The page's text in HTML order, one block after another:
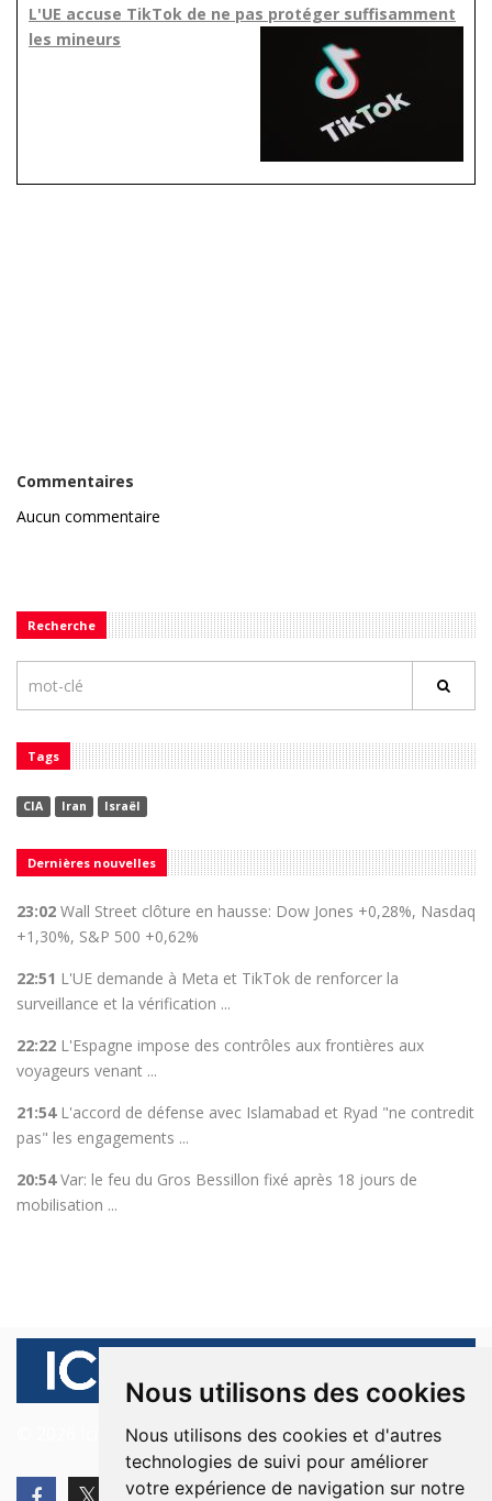
Nous utilisons des cookies
Nous utilisons des cookies et d'autres
technologies de suivi pour améliorer
votre expérience de navigation sur notre
L'UE accuse TikTok de ne pas protéger suffisamment
les mineurs
Commentaires
Aucun commentaire
Recherche
Tags
CIA Iran Israël
Dernières nouvelles
23:02 Wall Street clôture en hausse: Dow Jones +0,28%, Nasdaq
+1,30%, S&P 500 +0,62%
22:51 L'UE demande à Meta et TikTok de renforcer la
surveillance et la vérification ...
22:22 L'Espagne impose des contrôles aux frontières aux
voyageurs venant ...
21:54 L'accord de défense avec Islamabad et Ryad "ne contredit
pas" les engagements ...
20:54 Var: le feu du Gros Bessillon fixé après 18 jours de
mobilisation ...
© 2026 Ici Beyrouth. Tous les droits sont réservés.